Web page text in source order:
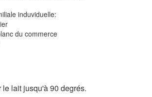
induviduelle:
du commerce
le lait jusqu'à 90 degrés.